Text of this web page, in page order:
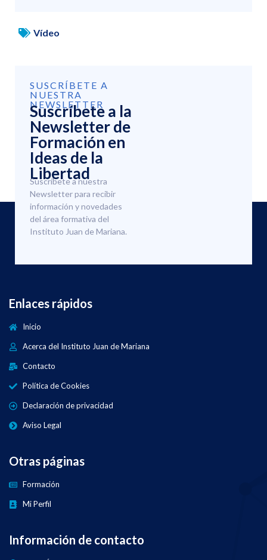
Vídeo
SUSCRÍBETE A
NUESTRA
NEWSLETTER
Suscríbete a la
Newsletter de
Formación en
Ideas de la
Libertad
Suscríbete a nuestra
Newsletter para recibir
información y novedades
del área formativa del
Instituto Juan de Mariana.
Enlaces rápidos
Inicio
Acerca del Instituto Juan de Mariana
Contacto
Política de Cookies
Declaración de privacidad
Aviso Legal
Otras páginas
Formación
Mi Perfil
Información de contacto